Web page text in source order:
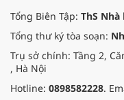
Tổng Biên Tập: ThS
Tổng thư ký tòa soạn:
Trụ sở chính: Tầng 2,
, Hà Nội
Hotline: 0898582228.